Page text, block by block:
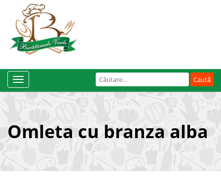
Caută
după:
Toggle
Navigation
Omleta cu branza alba